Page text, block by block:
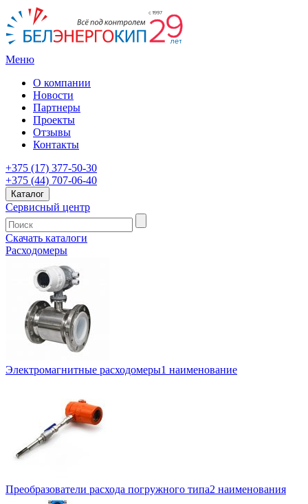
Меню
О компании
Новости
Партнеры
Проекты
Отзывы
Контакты
+375 (17) 377-50-30
+375 (44) 707-06-40
Каталог
Сервисный центр
Скачать каталоги
Расходомеры
Электромагнитные расходомеры1 наименование
Преобразователи расхода погружного типа2 наименования